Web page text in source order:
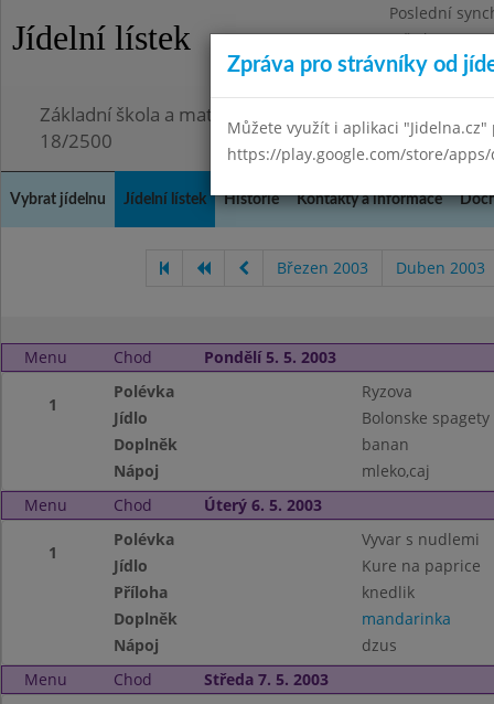
Jídelní lístek
Poslední
Středa
Omezení
Základní škola a mateřská škola Chmelnice, Praha 3,
18/2500
Vybrat jídelnu Jídelní lístek Historie Kontakty a informace
Březen 2003 Duben 2003
Menu Chod Pondělí 5. 5. 2003
1
Polévka
Ryzova
Jídlo
Bolonske
Doplněk
banan
Nápoj
mleko,caj
Menu
Chod Úterý 6. 5. 2003
1
Polévka
Vyvar s nudlemi
Jídlo
Kure na paprice
Příloha
knedlik
Doplněk
mandarinka
Nápoj
dzus
Menu
Chod Středa 7. 5. 2003
Zpráva pro strávníky od
Můžete využít i aplikaci
https://play.google.com/store/